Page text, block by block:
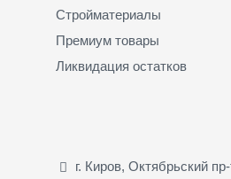
Стройматериалы
Премиум товары
Ликвидация остатков
г. Киров, Октябрьский